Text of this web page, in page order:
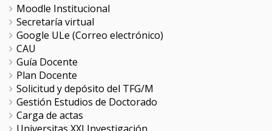
Moodle Institucional
Secretaría virtual
Google ULe (Correo electrónico)
CAU
Guía Docente
Plan Docente
Solicitud y depósito del TFG/M
Gestión Estudios de Doctorado
Carga de actas